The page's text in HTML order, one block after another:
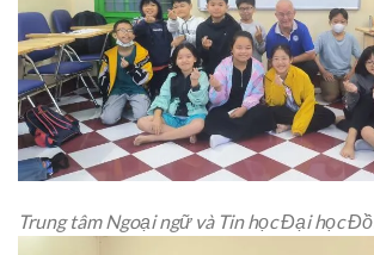
Trung tâm Ngoại ngữ và Tin học Đại học